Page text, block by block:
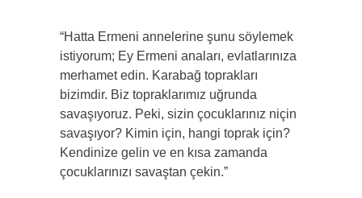
“Hatta Ermeni annelerine şunu söylemek
istiyorum; Ey Ermeni anaları, evlatlarınıza
merhamet edin. Karabağ toprakları
bizimdir. Biz topraklarımız uğrunda
savaşıyoruz. Peki, sizin çocuklarınız niçin
savaşıyor? Kimin için, hangi toprak için?
Kendinize gelin ve en kısa zamanda
çocuklarınızı savaştan çekin.”